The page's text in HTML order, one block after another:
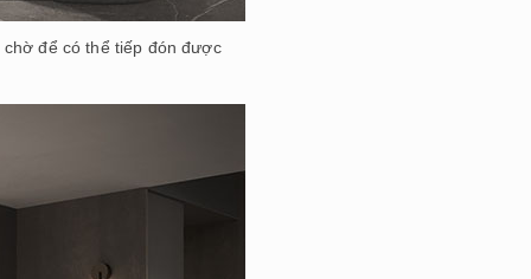
để có thể tiếp đón được